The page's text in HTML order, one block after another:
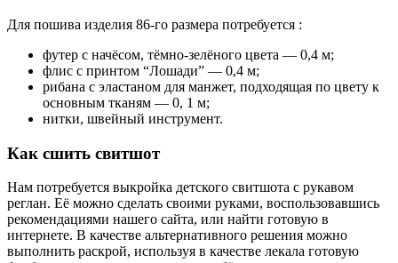
Для пошива изделия 86-го размера потребуется :
футер с начёсом, тёмно-зелёного цвета — 0,4 м;
флис с принтом “Лошади” — 0,4 м;
рибана с эластаном для манжет, подходящая по цвету к
основным тканям — 0, 1 м;
нитки, швейный инструмент.
Как сшить свитшот
Нам потребуется выкройка детского свитшота с рукавом
реглан. Её можно сделать своими руками, воспользовавшись
рекомендациями нашего сайта, или найти готовую в
интернете. В качестве альтернативного решения можно
выполнить раскрой, используя в качестве лекала готовую